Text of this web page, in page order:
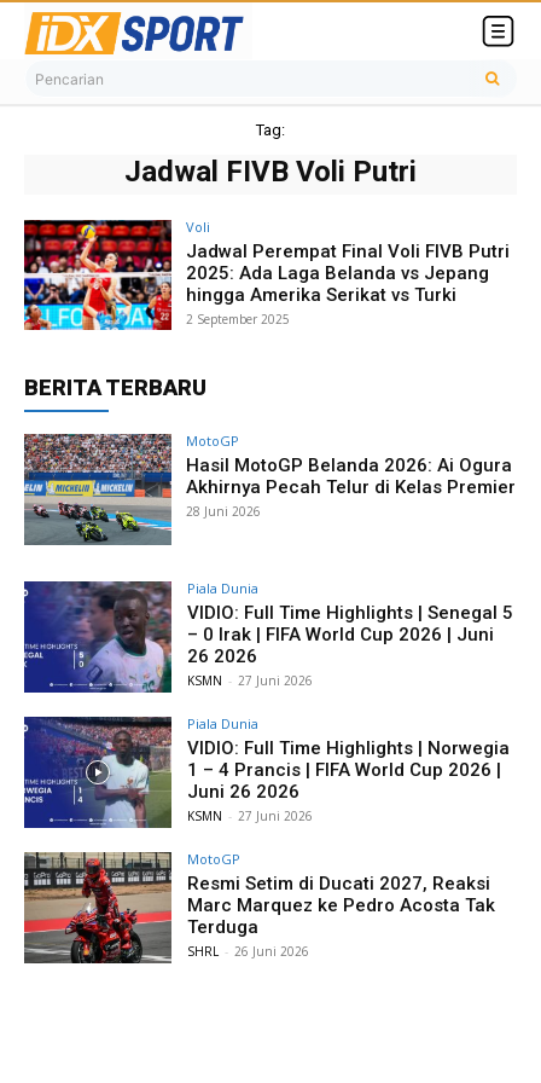
Pencarian
Tag:
Jadwal FIVB Voli Putri
Voli
Jadwal Perempat Final Voli FIVB Putri
2025: Ada Laga Belanda vs Jepang
hingga Amerika Serikat vs Turki
2 September 2025
BERITA TERBARU
MotoGP
Hasil MotoGP Belanda 2026: Ai Ogura
Akhirnya Pecah Telur di Kelas Premier
28 Juni 2026
Piala Dunia
VIDIO: Full Time Highlights | Senegal 5
– 0 Irak | FIFA World Cup 2026 | Juni
26 2026
KSMN - 27 Juni 2026
Piala Dunia
VIDIO: Full Time Highlights | Norwegia
1 – 4 Prancis | FIFA World Cup 2026 |
Juni 26 2026
KSMN - 27 Juni 2026
MotoGP
Resmi Setim di Ducati 2027, Reaksi
Marc Marquez ke Pedro Acosta Tak
Terduga
SHRL - 26 Juni 2026